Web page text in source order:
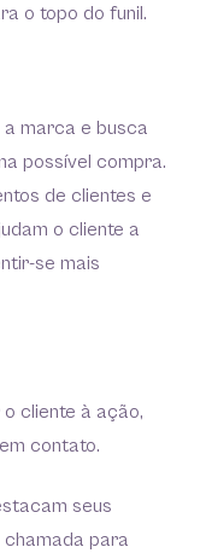
o topo do funil.
a marca e busca
possível compra.
de clientes e
o cliente a
se mais
cliente à ação,
contato.
seus
para